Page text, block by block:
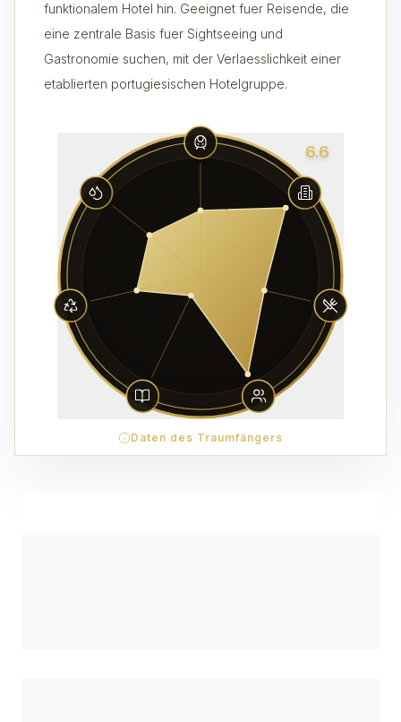
funktionalem Hotel hin. Geeignet fuer Reisende, die
eine zentrale Basis fuer Sightseeing und
Gastronomie suchen, mit der Verlaesslichkeit einer
etablierten portugiesischen Hotelgruppe.
6.6
Daten des Traumfängers